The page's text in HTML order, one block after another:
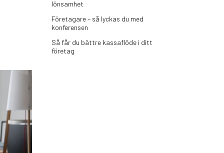
lönsamhet
Företagare – så lyckas du med
konferensen
Så får du bättre kassaflöde i ditt
företag